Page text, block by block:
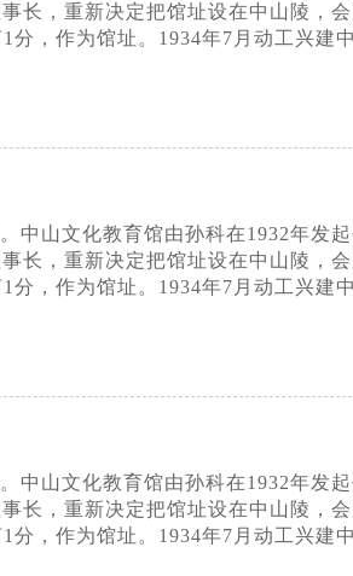
长，重新决定把馆址设在中山陵，
分，作为馆址。1934年7月动工兴
中山文化教育馆由孙科在1932年
长，重新决定把馆址设在中山陵，
分，作为馆址。1934年7月动工兴
中山文化教育馆由孙科在1932年
长，重新决定把馆址设在中山陵，
分，作为馆址。1934年7月动工兴